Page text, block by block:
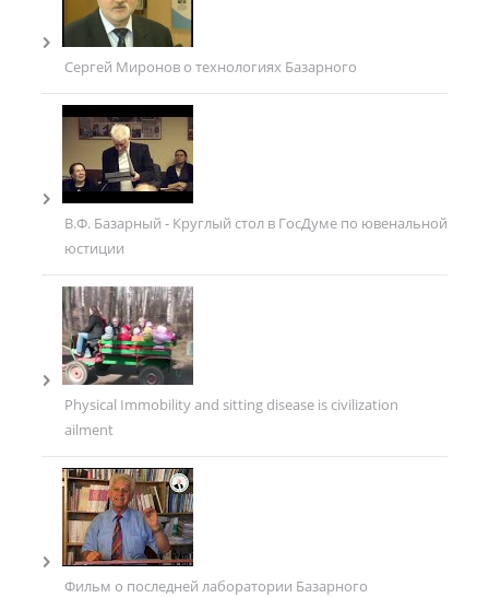
Сергей Миронов о технологиях Базарного
В.Ф. Базарный - Круглый стол в ГосДуме по ювенальной
юстиции
Physical Immobility and sitting disease is civilization
ailment
Фильм о последней лаборатории Базарного